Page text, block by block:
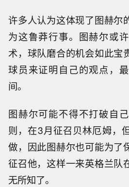
许多人认为这体现了图赫尔
为这鲁莽行事。图赫尔或
术，球队磨合的机会如此宝
球员来证明自己的观点，
间。
图赫尔可能不得不打破自
则，在3月征召贝林厄姆，
做，因此图赫尔也可能为了
征召他，这样一来英格兰队
无所知了。